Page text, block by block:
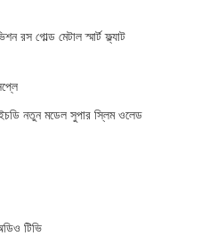
রস গোল্ড মেটাল স্মার্ট ফ্ল্যাট
নতুন মডেল সুপার স্লিম ওলেড
টিভি